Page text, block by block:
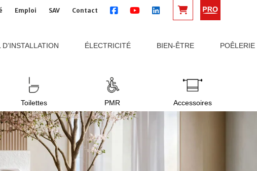
Emploi SAV Contact
ÉLECTRICITÉ BIEN-ÊTRE POÊLERIE
Toilettes PMR Accessoires